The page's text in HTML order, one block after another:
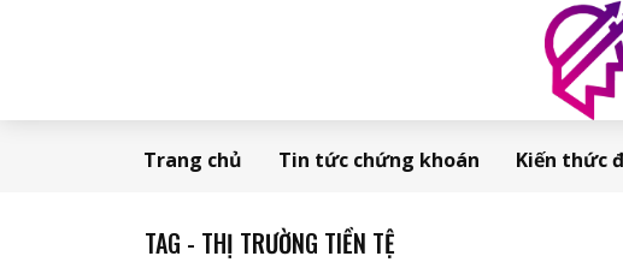
Trang chủ Tin tức chứng khoán Kiến thức
TAG - THỊ TRƯỜNG TIỀN TỆ